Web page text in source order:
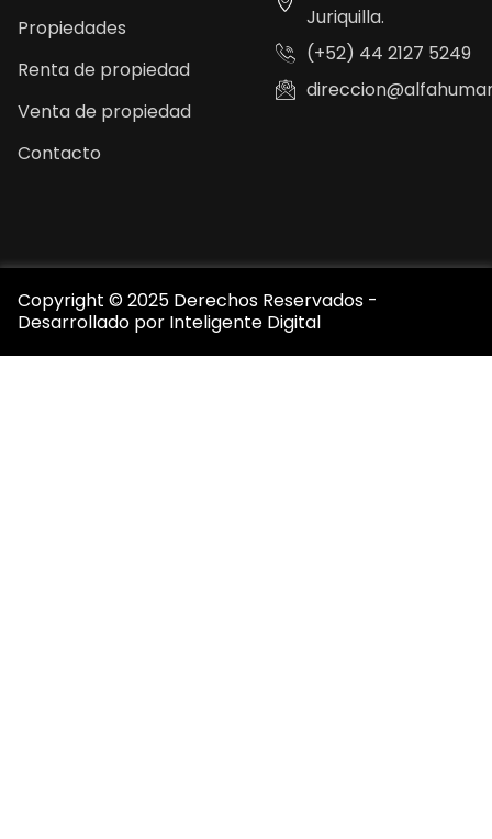
Propiedades
Renta de propiedad
Venta de propiedad
Contacto
Juriquilla.
(+52) 44 2127 5249
Copyright © 2025 Derechos Reservados -
Desarrollado por Inteligente Digital